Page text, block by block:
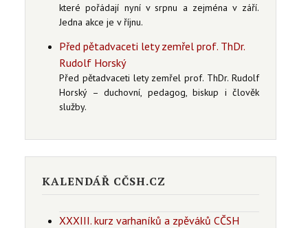
které pořádají nyní v srpnu a zejména v září.
Jedna akce je v říjnu.
Před pětadvaceti lety zemřel prof. ThDr.
Rudolf Horský
Před pětadvaceti lety zemřel prof. ThDr. Rudolf
Horský – duchovní, pedagog, biskup i člověk
služby.
KALENDÁŘ CČSH.CZ
XXXIII. kurz varhaníků a zpěváků CČSH